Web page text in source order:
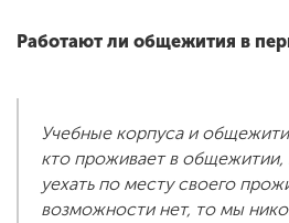
Работают ли общежития в
Учебные корпуса и
кто проживает в общежитии,
уехать по месту своего
возможности нет, то мы